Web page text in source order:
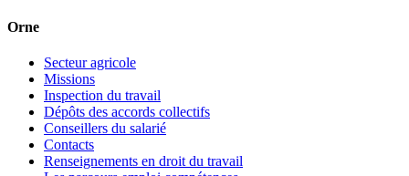
Orne
Secteur agricole
Missions
Inspection du travail
Dépôts des accords collectifs
Conseillers du salarié
Contacts
Renseignements en droit du travail